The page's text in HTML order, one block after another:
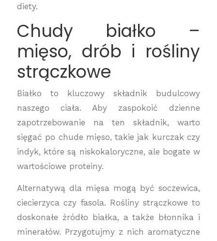
diety.
Chudy białko –
mięso, drób i rośliny
strączkowe
Białko to kluczowy składnik budulcowy
naszego ciała. Aby zaspokoić dzienne
zapotrzebowanie na ten składnik, warto
sięgać po chude mięso, takie jak kurczak czy
indyk, które są niskokaloryczne, ale bogate w
wartościowe proteiny.
Alternatywą dla mięsa mogą być soczewica,
ciecierzyca czy fasola. Rośliny strączkowe to
doskonałe źródło białka, a także błonnika i
minerałów. Przygotujmy z nich aromatyczne